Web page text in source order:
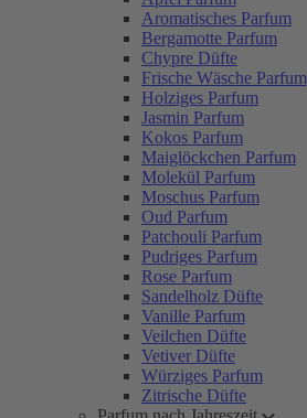
Aromatisches Parfum
Bergamotte Parfum
Chypre Düfte
Frische Wäsche Parfum
Holziges Parfum
Jasmin Parfum
Kokos Parfum
Maiglöckchen Parfum
Molekül Parfum
Moschus Parfum
Oud Parfum
Patchouli Parfum
Pudriges Parfum
Rose Parfum
Sandelholz Düfte
Vanille Parfum
Veilchen Düfte
Vetiver Düfte
Würziges Parfum
Zitrische Düfte